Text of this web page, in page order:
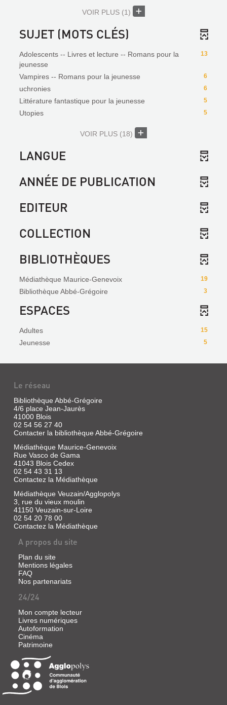
VOIR PLUS (1)
SUJET (MOTS CLÉS)
13
Adolescents -- Livres et lecture -- Romans pour la
jeunesse
6
Vampires -- Romans pour la jeunesse
6
uchronies
5
Littérature fantastique pour la jeunesse
5
Utopies
VOIR PLUS (18)
LANGUE
ANNÉE DE PUBLICATION
EDITEUR
COLLECTION
BIBLIOTHÈQUES
19
Médiathèque Maurice-Genevoix
3
Bibliothèque Abbé-Grégoire
ESPACES
15
Adultes
5
Jeunesse
Le réseau
Bibliothèque Abbé-Grégoire
4/6 place Jean-Jaurès
41000 Blois
02 54 56 27 40
Contacter la bibliothèque Abbé-Grégoire
Médiathèque Maurice-Genevoix
Rue Vasco de Gama
41043 Blois Cedex
02 54 43 31 13
Contactez la Médiathèque
Médiathèque Veuzain/Agglopolys
3, rue du vieux moulin
41150 Veuzain-sur-Loire
02 54 20 78 00
Contactez la Médiathèque
A propos du site
Plan du site
Mentions légales
FAQ
Nos partenariats
24/24
Mon compte lecteur
Livres numériques
Autoformation
Cinéma
Patrimoine